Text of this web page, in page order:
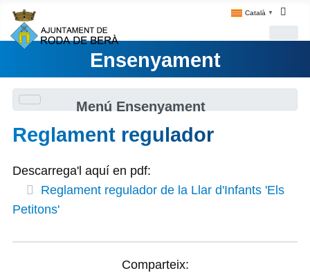
Català ▼
Ensenyament
Menú Ensenyament
Reglament regulador
Descarrega'l aquí en pdf:
Reglament regulador de la Llar d'Infants 'Els
Petitons'
Comparteix: